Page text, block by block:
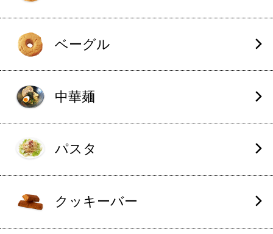
ベーグル
中華麺
パスタ
クッキーバー